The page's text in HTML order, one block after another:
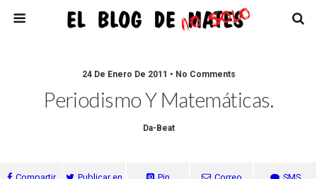
24 De Enero De 2011 • No Comments
Periodismo Y Matemáticas.
Da-Beat